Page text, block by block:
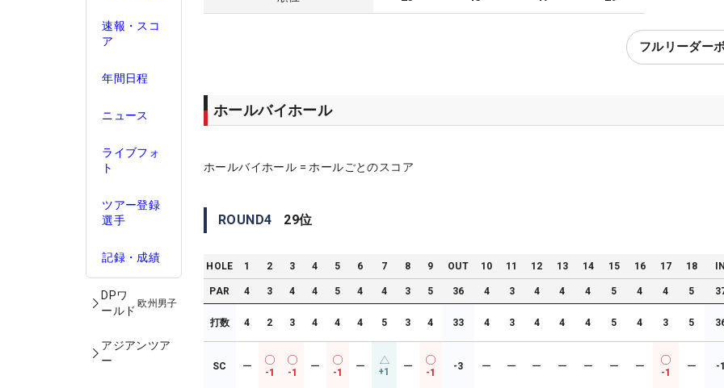
速報・スコ
ア
年間日程
ニュース
ライブフォ
ト
ツアー登録
選手
記録・成績
DPワ
ールド
欧州男子
アジアンツア
ー
フルリーダー
ホールバイホール
ホールバイホール = ホールごとのスコア
ROUND4 29位
HOLE 1 2 3 4 5 6 7 8 9 OUT 10 11 12 13 14 15 16 17 18
PAR 4 3 4 4 5 4 4 3 5 36 4 3 4 4 4 5 4 4 5
打数 4 2 3 4 4 4 5 3 4 33 4 3 4 4 4 5 4 3 5
SC ー
-1 -1
ー
-1
ー +1 ー
-1
-3 ー ー ー ー ー ー ー
-1
ー -